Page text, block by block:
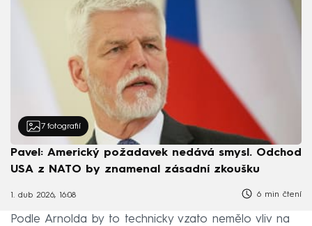
7 fotografií
Pavel: Americký požadavek nedává smysl. Odchod
USA z NATO by znamenal zásadní zkoušku
1. dub 2026, 16:08 6 min čtení
Podle Arnolda by to technicky vzato nemělo vliv na